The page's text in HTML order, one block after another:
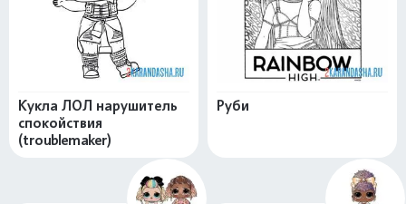
Кукла ЛОЛ нарушитель
спокойствия
(troublemaker)
Руби